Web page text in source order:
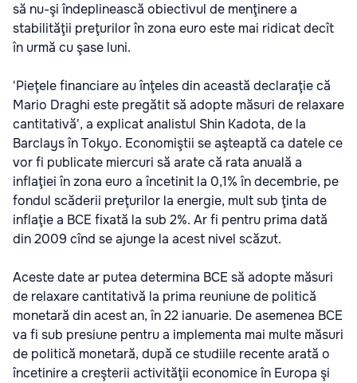
să nu-şi îndeplinească obiectivul de menţinere a
stabilităţii preţurilor în zona euro este mai ridicat decît
în urmă cu şase luni.
'Pieţele financiare au înţeles din această declaraţie că
Mario Draghi este pregătit să adopte măsuri de relaxare
cantitativă', a explicat analistul Shin Kadota, de la
Barclays în Tokyo. Economiştii se aşteaptă ca datele ce
vor fi publicate miercuri să arate că rata anuală a
inflaţiei în zona euro a încetinit la 0,1% în decembrie, pe
fondul scăderii preţurilor la energie, mult sub ţinta de
inflaţie a BCE fixată la sub 2%. Ar fi pentru prima dată
din 2009 cînd se ajunge la acest nivel scăzut.
Aceste date ar putea determina BCE să adopte măsuri
de relaxare cantitativă la prima reuniune de politică
monetară din acest an, în 22 ianuarie. De asemenea BCE
va fi sub presiune pentru a implementa mai multe măsuri
de politică monetară, după ce studiile recente arată o
încetinire a creşterii activităţii economice în Europa şi